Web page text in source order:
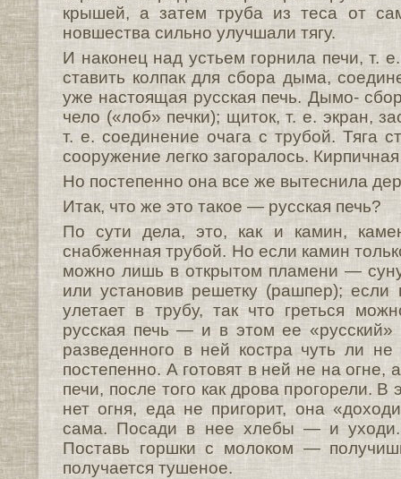
крышей, а затем труба из теса от
новшества сильно улучшали тягу.
И наконец над устьем горнила печи, т.
ставить колпак для сбора дыма,
уже настоящая русская печь. Дымо-
чело («лоб» печки); щиток, т. е. экран,
т. е. соединение очага с трубой. Тяга
сооружение легко загоралось.
Но постепенно она все же вытеснила
Итак, что же это такое — русская печь?
По сути дела, это, как и камин,
снабженная трубой. Но если камин
можно лишь в открытом пламени —
или установив решетку (рашпер); если
улетает в трубу, так что греться
русская печь — и в этом ее
разведенного в ней костра чуть ли
постепенно. А готовят в ней не на огне,
печи, после того как дрова прогорели. В
нет огня, еда не пригорит, она
сама. Посади в нее хлебы — и
Поставь горшки с молоком —
получается тушеное.